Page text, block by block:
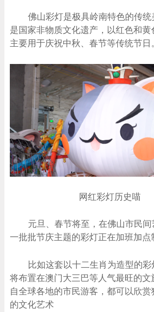
佛山彩灯是极具岭南特色的传统
是国家非物质文化遗产，以红色和黄
主要用于庆祝中秋、春节等传统节日
网红彩灯历史喵
元旦、春节将至，在佛山市民间
一批批节庆主题的彩灯正在加班加点
比如这套以十二生肖为造型的
将布置在澳门大三巴等人气最旺的文
自全球各地的市民游客，都可以欣
的文化艺术